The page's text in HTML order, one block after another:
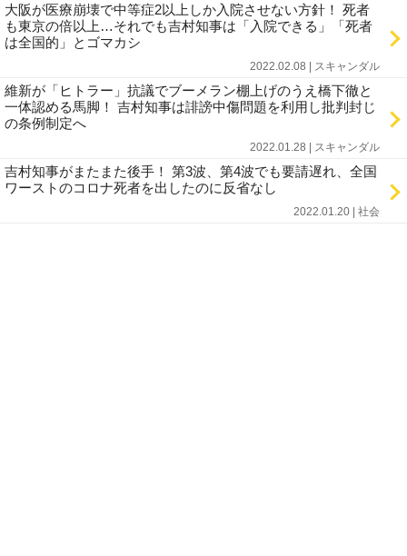
大阪が医療崩壊で中等症2以上しか入院させない方針！ 死者
も東京の倍以上…それでも吉村知事は「入院できる」「死者
は全国的」とゴマカシ
2022.02.08 | スキャンダル
維新が「ヒトラー」抗議でブーメラン棚上げのうえ橋下徹と
一体認める馬脚！ 吉村知事は誹謗中傷問題を利用し批判封じ
の条例制定へ
2022.01.28 | スキャンダル
吉村知事がまたまた後手！ 第3波、第4波でも要請遅れ、全国
ワーストのコロナ死者を出したのに反省なし
2022.01.20 | 社会